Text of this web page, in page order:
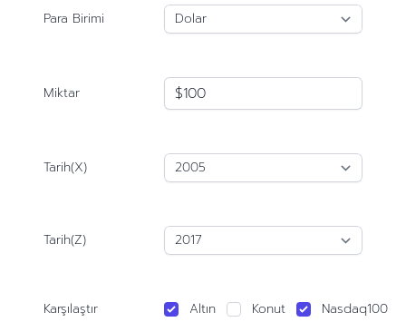
Para Birimi
Miktar
Tarih(X)
Tarih(Z)
Karşılaştır Altın Konut Nasdaq100